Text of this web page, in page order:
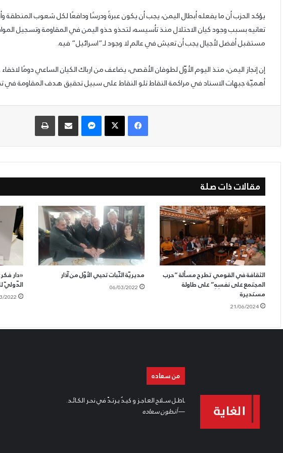
يؤكد الحزب أن ما يفعله أبطال اليمن، يجب أن يكون عبرةً ودرسًا ودافعًا لكل شعوب المنطقة
تعانيه بسبب وجود كيان الاحتلال منذ تأسيسه، لتحذو حذو اليمن في المقاومة وتسجيل
مستقبل أفضل لأجيال يجب أن تعيش في عالم لا وجود لـ”اسرائيل” فيه.
إن إنجاز اليمن، منذ اليوم الأوّل لطوفان الأقصى، يضاعف من ارباك الكيان الساعي دومًا
أهميّة جبهات الاسناد في مراكمة النقاط تلو النقاط على سبيل تحقيق هدف المقاومة في
فيسبوك‫X ماسنجر مشاركة عبر البريد طباعة
مقالات ذات صلة
الثقافة في القومي تطرح مسألة “حرب
المجتمع على نفسِهِ” على طاولة
مستديرة
21/06/2024
مديريّة الثّبات تحيي الأوّل من آذار
06/03/2022
«دار
الدّوليّ
2022
من سعاده
ـاطـل سـلاح العـاجـز و كيـدٌ يـرتـدّ في نحـر الكـائـد.
—أنطون سعاده